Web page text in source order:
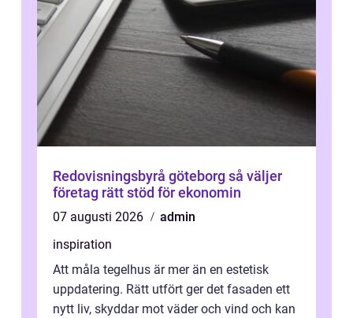
Redovisningsbyrå göteborg så väljer
företag rätt stöd för ekonomin
07 augusti 2026
admin
inspiration
Att måla tegelhus är mer än en estetisk
uppdatering. Rätt utfört ger det fasaden ett
nytt liv, skyddar mot väder och vind och kan